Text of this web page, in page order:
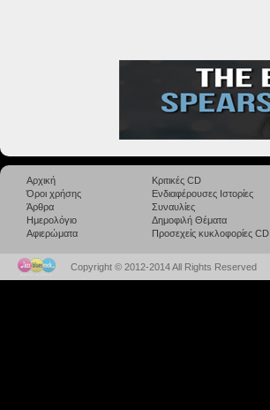
Αρχική
Όροι χρήσης
Άρθρα
Ημερολόγιο
Αφιερώματα
Κριτικές CD
Ενδιαφέρουσες Ιστορίες
Συναυλίες
Δημοφιλή Θέματα
Προσεχείς κυκλοφορίες CD
Copyright © 2012-2014 All Rights Reserved